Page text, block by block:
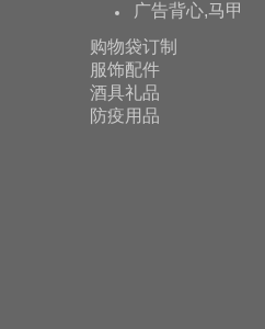
广告背心,马甲
购物袋订制
服饰配件
酒具礼品
防疫用品